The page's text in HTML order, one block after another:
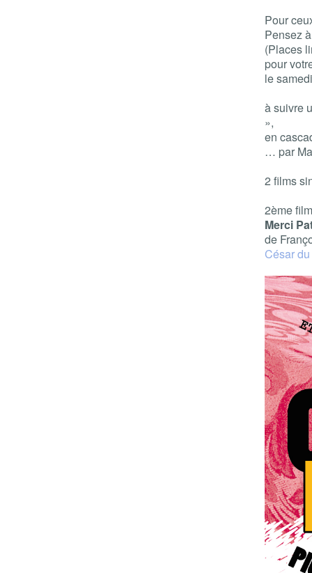
Pour
Pensez
(Places
pour
le
à suivre
»,
en
… par
2 films
2ème
Merci
de
César